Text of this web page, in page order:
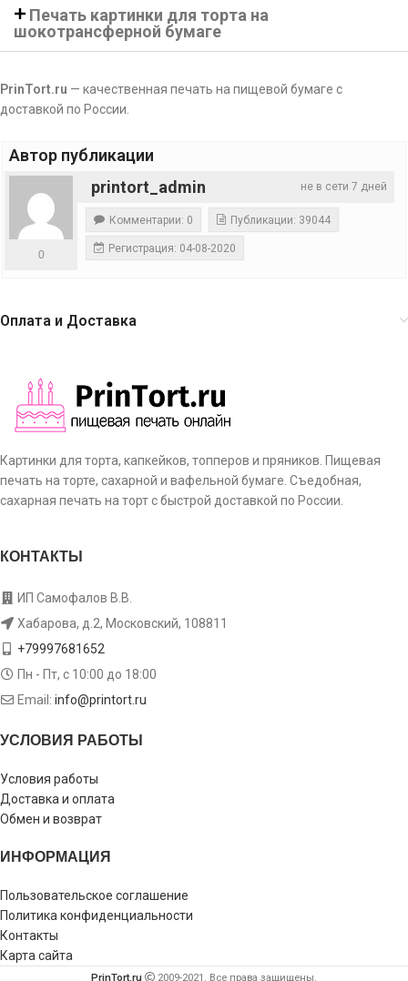
Печать картинки для торта на
шокотрансферной бумаге
PrinTort.ru — качественная печать на пищевой бумаге с
доставкой по России.
Автор публикации
не в сети 7 дней
printort_admin
0
Комментарии: 0 Публикации: 39044
Регистрация: 04-08-2020
Оплата и Доставка
Картинки для торта, капкейков, топперов и пряников. Пищевая
печать на торте, сахарной и вафельной бумаге. Съедобная,
сахарная печать на торт с быстрой доставкой по России.
КОНТАКТЫ
ИП Самофалов В.В.
Хабарова, д.2, Московский, 108811
+79997681652
Пн - Пт, с 10:00 до 18:00
Email: info@printort.ru
УСЛОВИЯ РАБОТЫ
Условия работы
Доставка и оплата
Обмен и возврат
ИНФОРМАЦИЯ
Пользовательское соглашение
Политика конфиденциальности
Контакты
Карта сайта
PrinTort.ru 2009-2021. Все права защищены.